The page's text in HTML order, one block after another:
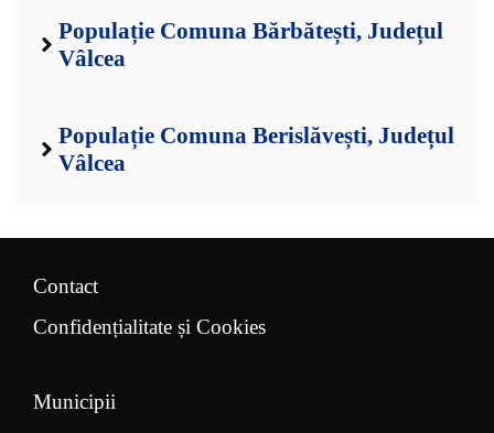
Populație Comuna Bărbătești, Județul
Vâlcea
Populație Comuna Berislăvești, Județul
Vâlcea
Contact
Confidențialitate și Cookies
Municipii